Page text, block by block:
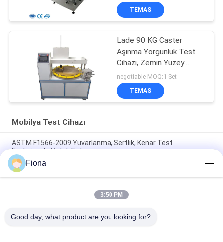
TEMAS
Lade 90 KG Caster
Aşınma Yorgunluk Test
Cihazı, Zemin Yüzey
Caster Yöntemi Test
Cihazı
negotiable MOQ:1 Set
TEMAS
Mobilya Test Cihazı
ASTM F1566-2009 Yuvarlanma, Sertlik, Kenar Test
Fonksiyonlu Yatak Ester
PLC Kumanda Koltuğu Döner Dayanıklılık Test Cihazı, Darbe
Yok, Gerçekten Simüle Edin
QB / T 1952.1 Mobilya Test Makinası Kanepe / Dayanıklılık
Fiona
3:50 PM
Good day, what product are you looking for?